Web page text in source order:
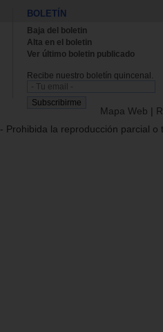
BOLETÍN
Baja del boletin
Alta en el boletin
Ver último boletin publicado
Recibe nuestro boletín quincenal.
Mapa Web |
- Prohibida la reproducción parcial o